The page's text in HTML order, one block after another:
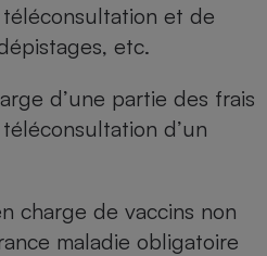
et de
etc.
d’une partie des frais
d’un
charge de vaccins non
maladie obligatoire